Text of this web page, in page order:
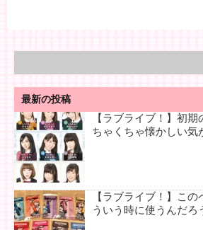
最新の投稿
【ラブライブ！】初
ちゃくちゃ懐かしい気
【ラブライブ！】こ
ういう時に使うんだろ